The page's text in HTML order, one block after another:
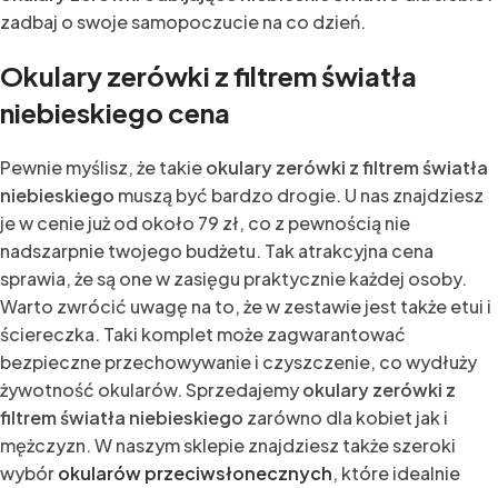
zadbaj o swoje samopoczucie na co dzień.
Okulary zerówki z filtrem światła
niebieskiego cena
Pewnie myślisz, że takieokulary zerówki z filtrem światła
niebieskiego muszą być bardzo drogie. U nas znajdziesz
je w cenie już od około 79 zł, co z pewnością nie
nadszarpnie twojego budżetu. Tak atrakcyjna cena
sprawia, że są one w zasięgu praktycznie każdej osoby.
Warto zwrócić uwagę na to, że w zestawie jest także etui i
ściereczka. Taki komplet może zagwarantować
bezpieczne przechowywanie i czyszczenie, co wydłuży
żywotność okularów. Sprzedajemyokulary zerówki z
filtrem światła niebieskiego zarówno dla kobiet jak i
mężczyzn. W naszym sklepie znajdziesz także szeroki
wybórokularów przeciwsłonecznych, które idealnie